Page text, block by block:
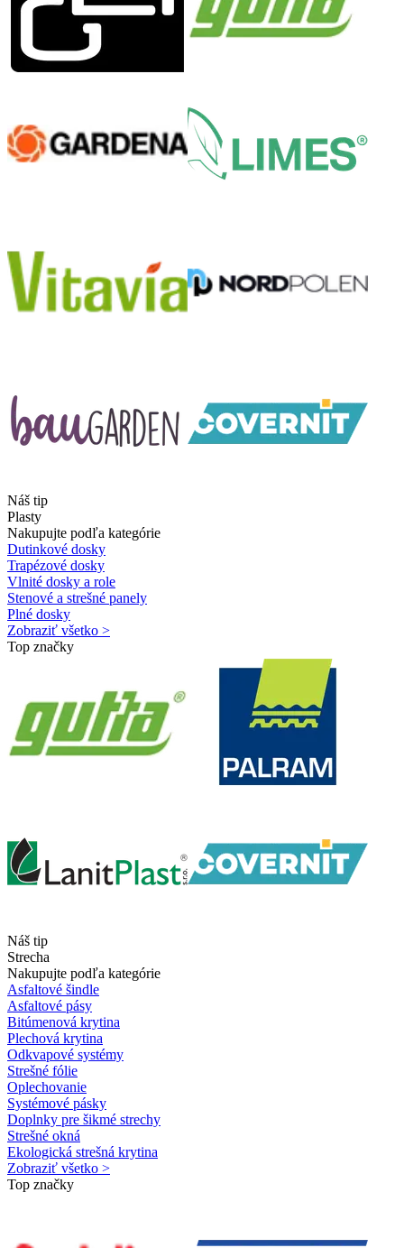
Náš tip
Plasty
Nakupujte podľa kategórie
Dutinkové dosky
Trapézové dosky
Vlnité dosky a role
Stenové a strešné panely
Plné dosky
Zobraziť všetko >
Top značky
Náš tip
Strecha
Nakupujte podľa kategórie
Asfaltové šindle
Asfaltové pásy
Bitúmenová krytina
Plechová krytina
Odkvapové systémy
Strešné fólie
Oplechovanie
Systémové pásky
Doplnky pre šikmé strechy
Strešné okná
Ekologická strešná krytina
Zobraziť všetko >
Top značky